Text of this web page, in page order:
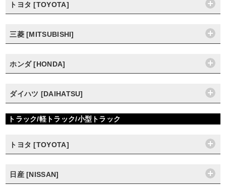
トヨタ [TOYOTA]
三菱 [MITSUBISHI]
ホンダ [HONDA]
ダイハツ [DAIHATSU]
トラック/軽トラック/小型トラック
トヨタ [TOYOTA]
日産 [NISSAN]